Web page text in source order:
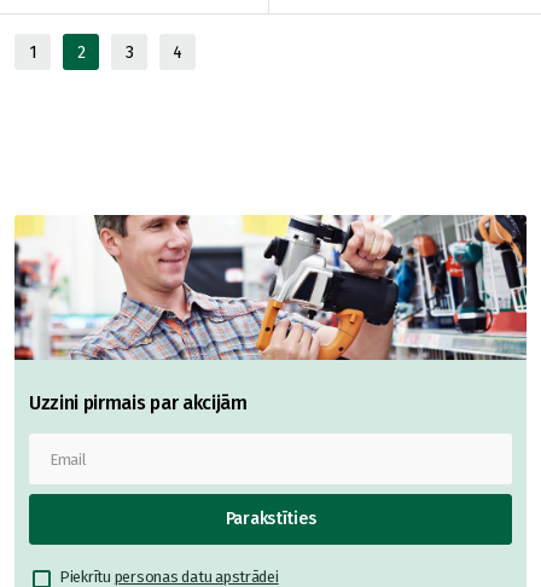
1 2 3 4
Uzzini pirmais par akcijām
Parakstīties
Piekrītu personas datu apstrādei